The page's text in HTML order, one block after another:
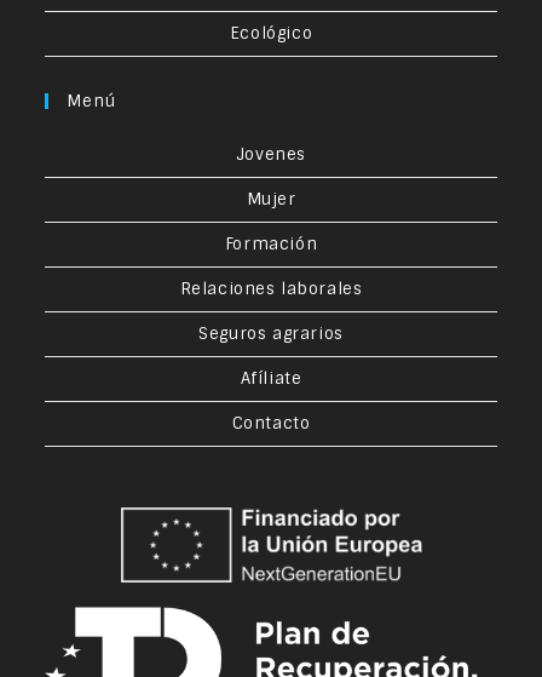
Ecológico
Menú
Jovenes
Mujer
Formación
Relaciones laborales
Seguros agrarios
Afíliate
Contacto